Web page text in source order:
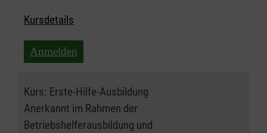
Kursdetails
Anmelden
Kurs: Erste-Hilfe-Ausbildung
Anerkannt im Rahmen der
Betriebshelferausbildung und